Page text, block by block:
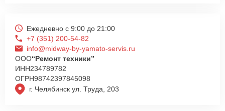
г. Челябинск ул. Труда, 203
Ежедневно с 9:00 до 21:00
+7 (351) 200-54-82
info@midway-by-yamato-servis.ru
ООО“Ремонт техники”
ИНН234789782
ОГРН98742397845098